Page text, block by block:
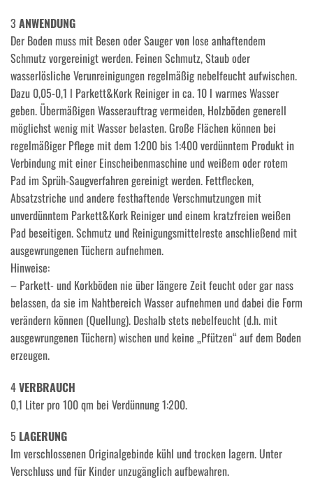
3 ANWENDUNG
Der Boden muss mit Besen oder Sauger von lose anhaftendem
Schmutz vorgereinigt werden. Feinen Schmutz, Staub oder
wasserlösliche Verunreinigungen regelmäßig nebelfeucht aufwischen.
Dazu 0,05-0,1 l Parkett&Kork Reiniger in ca. 10 l warmes Wasser
geben. Übermäßigen Wasserauftrag vermeiden, Holzböden generell
möglichst wenig mit Wasser belasten. Große Flächen können bei
regelmäßiger Pflege mit dem 1:200 bis 1:400 verdünntem Produkt in
Verbindung mit einer Einscheibenmaschine und weißem oder rotem
Pad im Sprüh-Saugverfahren gereinigt werden. Fettflecken,
Absatzstriche und andere festhaftende Verschmutzungen mit
unverdünntem Parkett&Kork Reiniger und einem kratzfreien weißen
Pad beseitigen. Schmutz und Reinigungsmittelreste anschließend mit
ausgewrungenen Tüchern aufnehmen.
Hinweise:
– Parkett- und Korkböden nie über längere Zeit feucht oder gar nass
belassen, da sie im Nahtbereich Wasser aufnehmen und dabei die Form
verändern können (Quellung). Deshalb stets nebelfeucht (d.h. mit
ausgewrungenen Tüchern) wischen und keine „Pfützen“ auf dem Boden
erzeugen.
4VERBRAUCH
0,1 Liter pro 100 qm bei Verdünnung 1:200.
5 LAGERUNG
Im verschlossenen Originalgebinde kühl und trocken lagern. Unter
Verschluss und für Kinder unzugänglich aufbewahren.